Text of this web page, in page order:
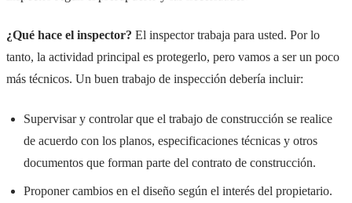
¿Qué hace el inspector? El inspector trabaja para usted. Por lo
tanto, la actividad principal es protegerlo, pero vamos a ser un poco
más técnicos. Un buen trabajo de inspección debería incluir:
Supervisar y controlar que el trabajo de construcción se realice
de acuerdo con los planos, especificaciones técnicas y otros
documentos que forman parte del contrato de construcción.
Proponer cambios en el diseño según el interés del propietario.